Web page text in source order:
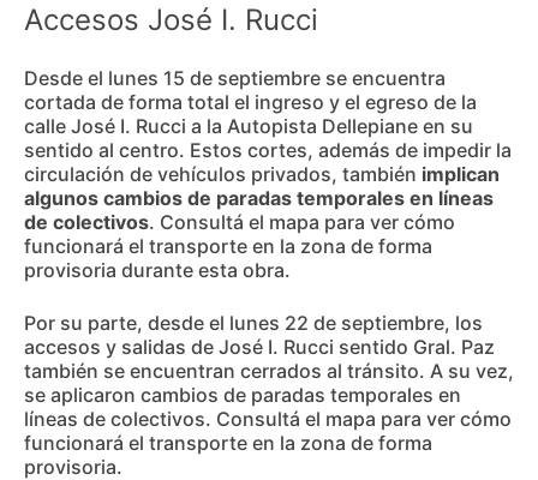
Accesos José I. Rucci
Desde el lunes 15 de septiembre se encuentra
cortada de forma total el ingreso y el egreso de la
calle José I. Rucci a la Autopista Dellepiane en su
sentido al centro. Estos cortes, además de impedir la
circulación de vehículos privados, también implican
algunos cambios de paradas temporales en líneas
de colectivos. Consultá el mapa para ver cómo
funcionará el transporte en la zona de forma
provisoria durante esta obra.
Por su parte, desde el lunes 22 de septiembre, los
accesos y salidas de José I. Rucci sentido Gral. Paz
también se encuentran cerrados al tránsito. A su vez,
se aplicaron cambios de paradas temporales en
líneas de colectivos. Consultá el mapa para ver cómo
funcionará el transporte en la zona de forma
provisoria.